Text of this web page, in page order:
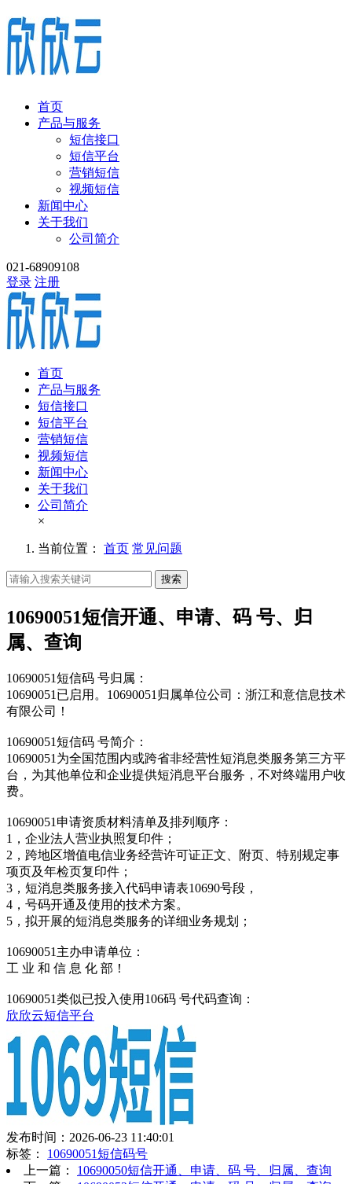
首页
产品与服务
短信接口
短信平台
营销短信
视频短信
新闻中心
关于我们
公司简介
021-68909108
登录 注册
首页
产品与服务
短信接口
短信平台
营销短信
视频短信
新闻中心
关于我们
公司简介
×
当前位置： 首页 常见问题
搜索
10690051短信开通、申请、码 号、归
属、查询
10690051短信码 号归属：
10690051已启用。10690051归属单位公司：浙江和意信息技术
有限公司！
10690051短信码 号简介：
10690051为全国范围内或跨省非经营性短消息类服务第三方平
台，为其他单位和企业提供短消息平台服务，不对终端用户收
费。
10690051申请资质材料清单及排列顺序：
1，企业法人营业执照复印件；
2，跨地区增值电信业务经营许可证正文、附页、特别规定事
项页及年检页复印件；
3，短消息类服务接入代码申请表10690号段，
4，号码开通及使用的技术方案。
5，拟开展的短消息类服务的详细业务规划；
10690051主办申请单位：
工 业 和 信 息 化 部！
10690051类似已投入使用106码 号代码查询：
欣欣云短信平台
发布时间：2026-06-23 11:40:01
标签： 10690051短信码号
上一篇： 10690050短信开通、申请、码 号、归属、查询